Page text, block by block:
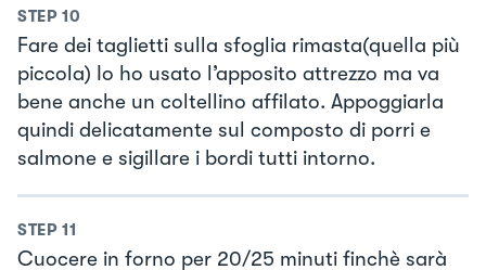
STEP 10
Fare dei taglietti sulla sfoglia rimasta(quella più
piccola) Io ho usato l’apposito attrezzo ma va
bene anche un coltellino affilato. Appoggiarla
quindi delicatamente sul composto di porri e
salmone e sigillare i bordi tutti intorno.
STEP 11
Cuocere in forno per 20/25 minuti finchè sarà